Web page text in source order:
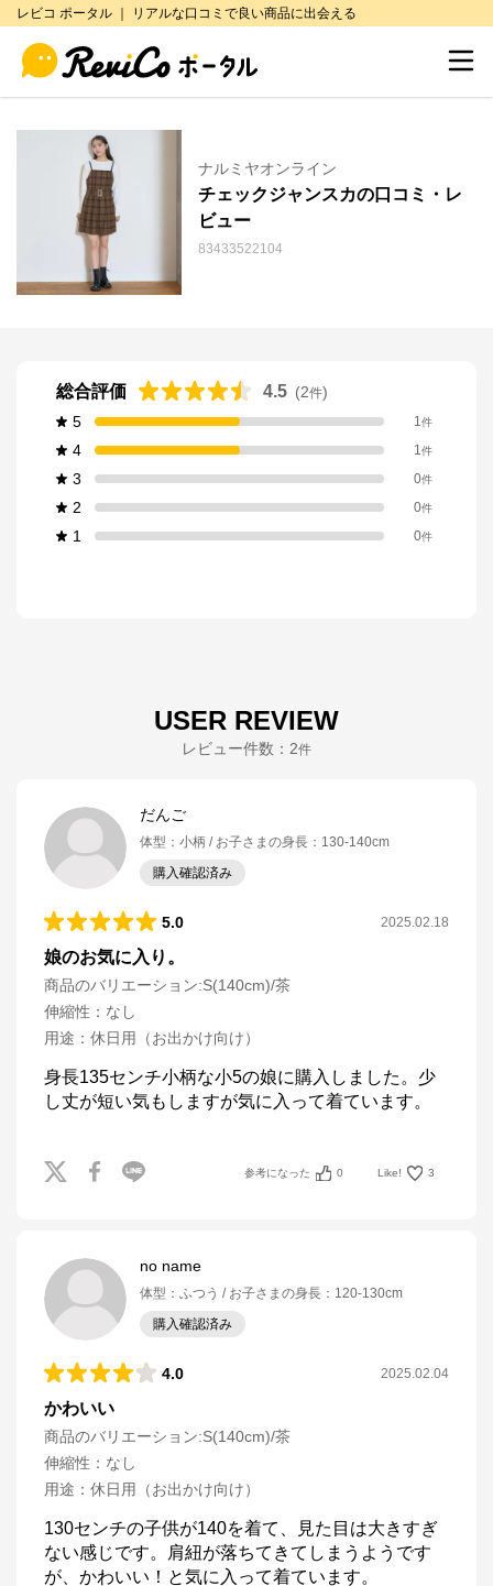
レビコ ポータル ｜ リアルな口コミで良い商品に出会える
ナルミヤオンライン
チェックジャンスカの口コミ・レ
ビュー
83433522104
総合評価 4.5 (2件)
5
1件
4 1件
3 0件
2 0件
1 0件
USER REVIEW
レビュー件数： 2件
だんご
体型 ： 小柄 お子さまの身長 ： 130-140cm
購入確認済み
5.0 2025.02.18
娘のお気に入り。
商品のバリエーション:S(140cm)/茶
伸縮性 ： なし
用途 ： 休日用（お出かけ向け）
身長135センチ小柄な小5の娘に購入しました。少
し丈が短い気もしますが気に入って着ています。
参考になった 0 Like! 3
no name
体型 ： ふつう お子さまの身長 ： 120-130cm
購入確認済み
4.0 2025.02.04
かわいい
商品のバリエーション:S(140cm)/茶
伸縮性 ： なし
用途 ： 休日用（お出かけ向け）
130センチの子供が140を着て、見た目は大きすぎ
ない感じです。肩紐が落ちてきてしまうようです
が、かわいい！と気に入って着ています。